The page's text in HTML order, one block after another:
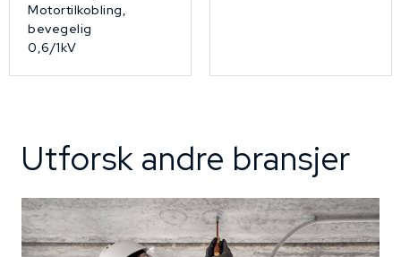
Motortilkobling,
bevegelig
0,6/1kV
Utforsk andre bransjer